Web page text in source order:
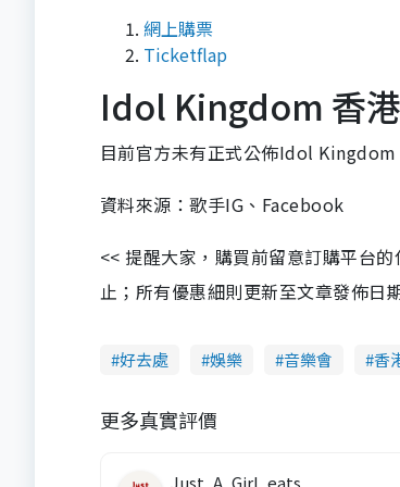
網上購票
Ticketflap
Idol Kingdom 香
目前官方未有正式公佈Idol Kingdom
資料來源：歌手IG、Facebook
<< 提醒大家，購買前留意訂購平台
止；所有優惠細則更新至文章發佈
好去處 娛樂 音樂會 香
更多真實評價
Just_A_Girl_eats